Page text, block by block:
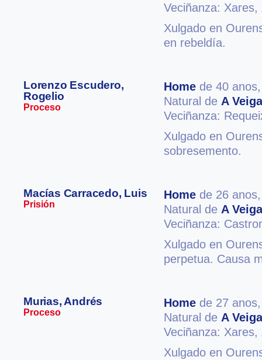
Veciñanza: Xares,
Xulgado en
en rebeldía.
Lorenzo Escudero,
Rogelio
Proceso
Home de 40
Natural de A Veiga
Veciñanza:
Xulgado en
sobresemento.
Macías Carracedo, Luis
Prisión
Home de 26
Natural de A Veiga
Veciñanza:
Xulgado en
perpetua. Causa
Murias, Andrés
Proceso
Home de 27
Natural de A Veiga
Veciñanza: Xares,
Xulgado en